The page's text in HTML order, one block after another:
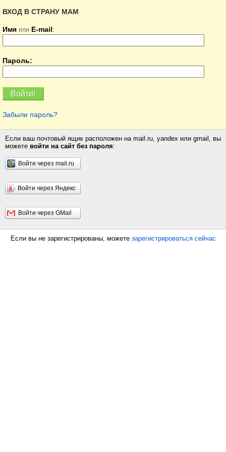
ВХОД В СТРАНУ МАМ
Имя или E-mail:
Пароль:
Забыли пароль?
Если ваш почтовый ящик расположен на mail.ru, yandex или gmail, вы
можете войти на сайт без пароля:
Войти через mail.ru
Войти через Яндекс
Войти через GMail
Если вы не зарегистрированы, можете зарегистрироваться сейчас